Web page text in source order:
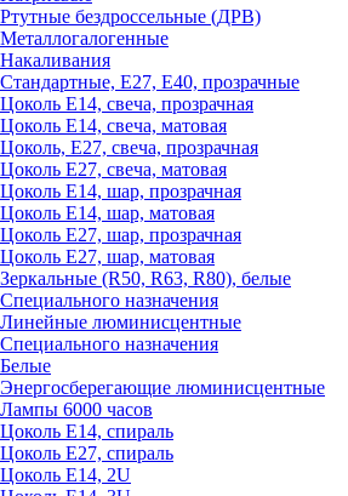
Ртутные бездроссельные (ДРВ)
Металлогалогенные
Накаливания
Стандартные, Е27, Е40, прозрачные
Цоколь Е14, свеча, прозрачная
Цоколь Е14, свеча, матовая
Цоколь, Е27, свеча, прозрачная
Цоколь Е27, свеча, матовая
Цоколь Е14, шар, прозрачная
Цоколь Е14, шар, матовая
Цоколь Е27, шар, прозрачная
Цоколь Е27, шар, матовая
Зеркальные (R50, R63, R80), белые
Специального назначения
Линейные люминисцентные
Специального назначения
Белые
Энергосберегающие люминисцентные
Лампы 6000 часов
Цоколь Е14, спираль
Цоколь Е27, спираль
Цоколь Е14, 2U